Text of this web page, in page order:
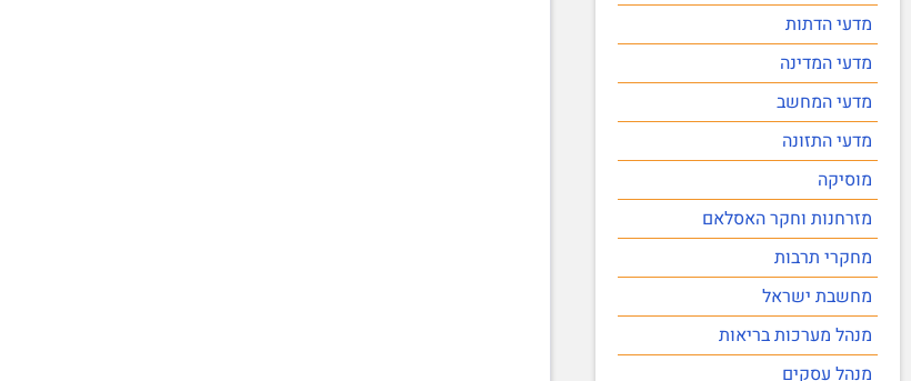
מדעי הדתות
מדעי המדינה
מדעי המחשב
מדעי התזונה
מוסיקה
מזרחנות וחקר האסלאם
מחקרי תרבות
מחשבת ישראל
מנהל מערכות בריאות
מנהל עסקים